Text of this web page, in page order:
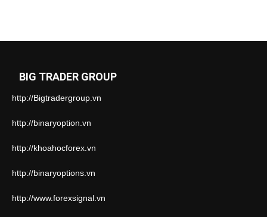
BIG TRADER GROUP
http://Bigtradergroup.vn
http://binaryoption.vn
http://khoahocforex.vn
http://binaryoptions.vn
http://www.forexsignal.vn